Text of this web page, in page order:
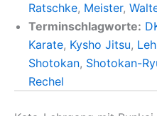
Ratschke, Meister,
Terminschlagworte:
Karate, Kysho Jitsu,
Shotokan, Shotokan-
Rechel